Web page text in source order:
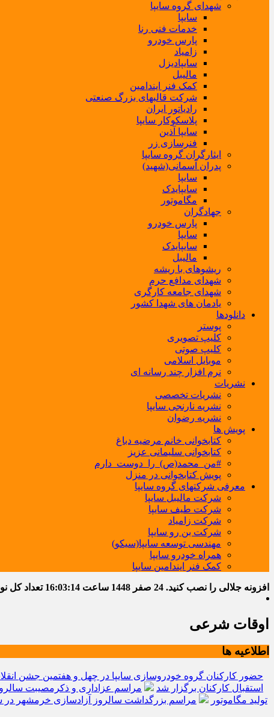
شهدای گروه سایپا
سایپا
خدمات فنی رنا
پارس خودرو
زامیاد
سایپادیزل
مالیبل
کمک فنر ایندامین
شرکت قالبهای بزرگ صنعتی
رادیاتور ایران
پلاسکوکار سایپا
سایپا آذین
فنرسازی زر
ایثارگران گروه سایپا
پدران آسمانی(شهید)
سایپا
سایپایدک
مگاموتور
جهادگران
پارس خودرو
سایپا
سایپایدک
مالیبل
ریشوهای با ریشه
شهدای مدافع حرم
شهدای جامعه کارگری
یادمان های شهدا کشور
دانلودها
پوستر
کلیپ تصویری
کلیپ صوتی
موبایل اسلامی
نرم افزار چند رسانه ای
نشریات
نشریات تخصصی
نشریه نارنجی سایپا
نشریه رضوان
پویش ها
کتابخوانی خانم مرضیه دباغ
کتابخوانی سلیمانی عزیز
#من_محمد(ص)_را_دوست_دارم
پویش کتابخوانی در منزل
معرفی شرکتهای گروه سایپا
شرکت مالیبل سایپا
شرکت طیف سایپا
شرکت زامیاد
شرکت بن رو سایپا
مهندسی توسعه سایپا(سیکو)
همراه خودرو سایپا
کمک فنر ایندامین سایپا
افزونه جلالی را نصب کنید. 24 صفر 1448 ساعت 16:03:15 تعداد کل
اوقات شرعی
اطلاعیه ها
حضور کارکنان گروه خودروسازی سایپا در چهل و هفتمین جشن
استقبال کارکنان برگزار شد
مراسم عزاداری و ذکرمصیبت
تولید مگاموتور
مراسم بزرگداشت سالروز آزادسازی خرمشهر